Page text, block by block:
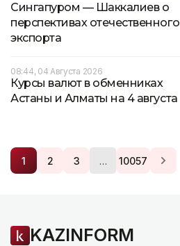
Сингапуром — Шаккалиев о
перспективах отечественного
экспорта
08:44, 04 Августа 2026
Курсы валют в обменниках
Астаны и Алматы на 4 августа
1 2 3 … 10057
KAZINFORM